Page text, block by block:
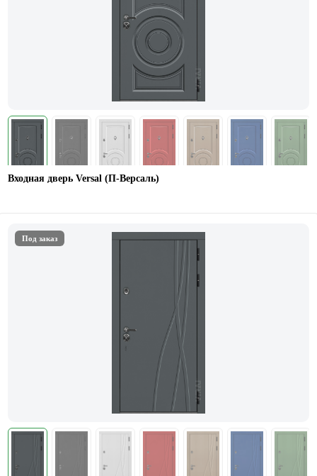
Входная дверь Versal (П-Версаль)
Под заказ